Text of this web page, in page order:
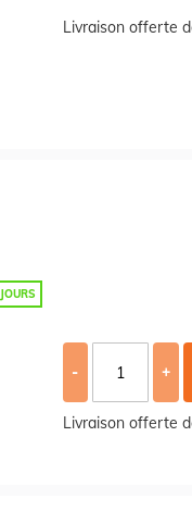
Livraison offerte
- +
Livraison offerte